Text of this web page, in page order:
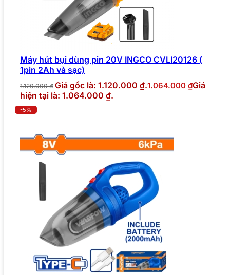
Máy hút bụi dùng pin 20V INGCO CVLI20126 (
1pin 2Ah và sạc)
1.120.000₫ Giá gốc là: 1.120.000 ₫.1.064.000 ₫Giá
hiện tại là: 1.064.000 ₫.
-5%